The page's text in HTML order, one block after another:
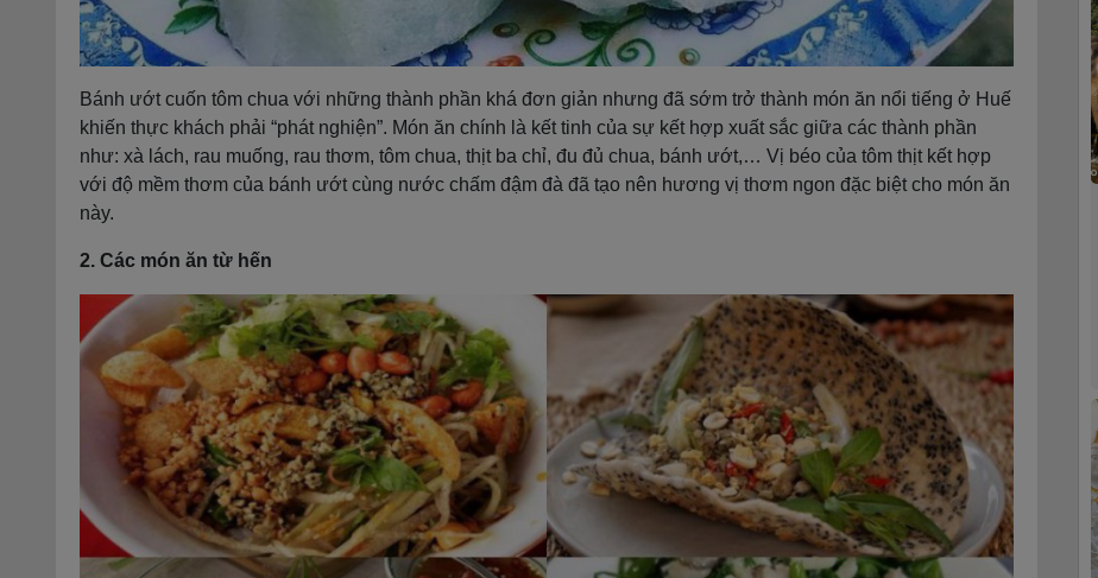
Bánh ướt cuốn tôm chua với những thành phần khá đơn giản nhưng đã sớm trở thành món ăn nổi tiếng ở Huế
khiến thực khách phải “phát nghiện”. Món ăn chính là kết tinh của sự kết hợp xuất sắc giữa các thành phần
như: xà lách, rau muống, rau thơm, tôm chua, thịt ba chỉ, đu đủ chua, bánh ướt,… Vị béo của tôm thịt kết hợp
với độ mềm thơm của bánh ướt cùng nước chấm đậm đà đã tạo nên hương vị thơm ngon đặc biệt cho món ăn
này.
2. Các món ăn từ hến